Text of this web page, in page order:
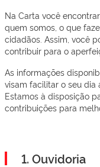
Na Carta você
quem somos, o que
cidadãos. Assim, você
contribuir para o
As informações
visam facilitar o seu dia
Estamos à disposição
contribuições para
1. Ouvidoria